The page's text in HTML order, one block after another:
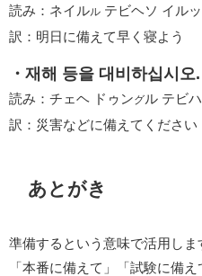
読み：ネイルル テビヘソ イル
訳：明日に備えて早く寝よう
・재해 등을 대비하십시오.
読み：チェヘ ドゥングル テビ
訳：災害などに備えてください
あとがき
準備するという意味で活用しま
「本番に備えて」「試験に備